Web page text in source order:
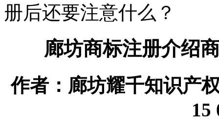
册后还要注意什么？
廊坊商标注册介绍
作者：廊坊耀千知识产
15